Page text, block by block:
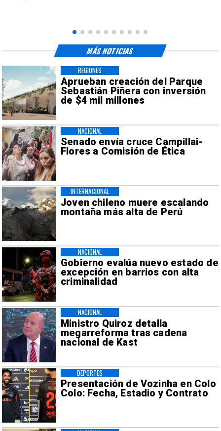
Aprueban creación del Parque
Sebastián Piñera con inversión
de $4 mil millones
REGIONES
Senado envía cruce Campillai-
Flores a Comisión de Ética
NACIONAL
Joven chileno muere escalando
montaña más alta de Perú
INTERNACIONAL
Gobierno evalúa nuevo estado de
excepción en barrios con alta
criminalidad
NACIONAL
Ministro Quiroz detalla
megarreforma tras cadena
nacional de Kast
NACIONAL
Presentación de Vozinha en Colo
Colo: Fecha, Estadio y Contrato
DEPORTES
MÁS NOTICIAS